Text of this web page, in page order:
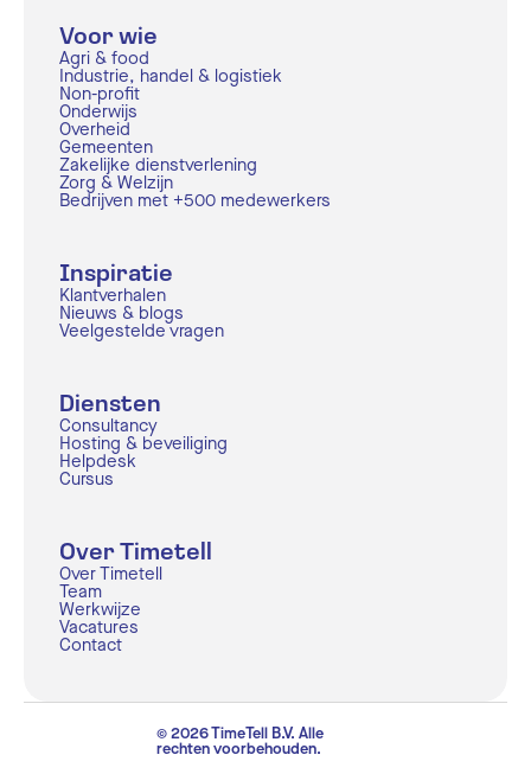
Voor wie
Agri & food
Industrie, handel & logistiek
Non-profit
Onderwijs
Overheid
Gemeenten
Zakelijke dienstverlening
Zorg & Welzijn
Bedrijven met +500 medewerkers
Inspiratie
Klantverhalen
Nieuws & blogs
Veelgestelde vragen
Diensten
Consultancy
Hosting & beveiliging
Helpdesk
Cursus
Over Timetell
Over Timetell
Team
Werkwijze
Vacatures
Contact
© 2026 TimeTell B.V. Alle
rechten voorbehouden.